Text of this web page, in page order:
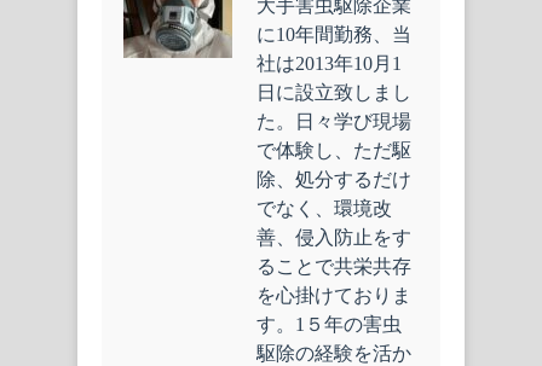
大手害虫駆除企業
に10年間勤務、当
社は2013年10月1
日に設立致しまし
た。日々学び現場
で体験し、ただ駆
除、処分するだけ
でなく、環境改
善、侵入防止をす
ることで共栄共存
を心掛けておりま
す。1５年の害虫
駆除の経験を活か